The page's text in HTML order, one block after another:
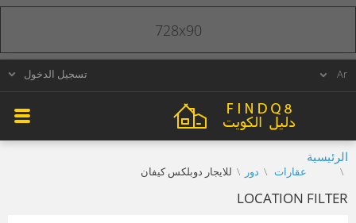
تسجيل الدخول
الرئيسية
عقارات دور للايجار دوبلكس كيفان
LOCATION FILTER
728x90